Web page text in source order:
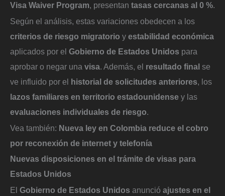
Visa Waiver Program, presentan tasas cercanas al 0 %.
Según el análisis, estas variaciones obedecen a los
criterios de riesgo migratorio y estabilidad económica
aplicados por el Gobierno de Estados Unidos para
aprobar o negar una visa. Además, el resultado final se
ve influido por el historial de solicitudes anteriores, los
lazos familiares en territorio estadounidense y las
evaluaciones individuales de riesgo.
Vea también: Nueva ley en Colombia reduce el cobro
por reconexión de internet y telefonía
Nuevas disposiciones en el trámite de visas para
Estados Unidos
El Gobierno de Estados Unidos anunció ajustes en el